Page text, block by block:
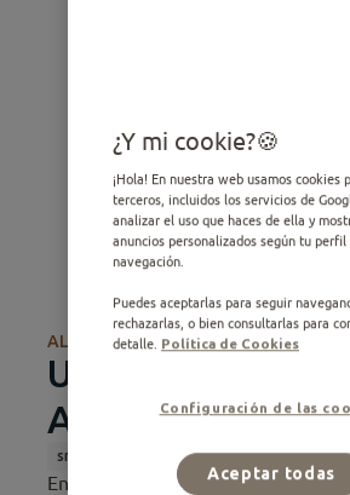
ALIMENTO SECO
Ultima Nature
Adulto con
small Alimento Seco Nature
En Ultima sabemos lo importante
¿Y mi cookie?
¡Hola! En nuestra web usamos cookies
terceros, incluidos los servicios de
analizar el uso que haces de ella y
anuncios personalizados según tu perfil
navegación.
Puedes aceptarlas para seguir
rechazarlas, o bien consultarlas para
detalle. Política de Cookies
Configuración de las
Aceptar todas